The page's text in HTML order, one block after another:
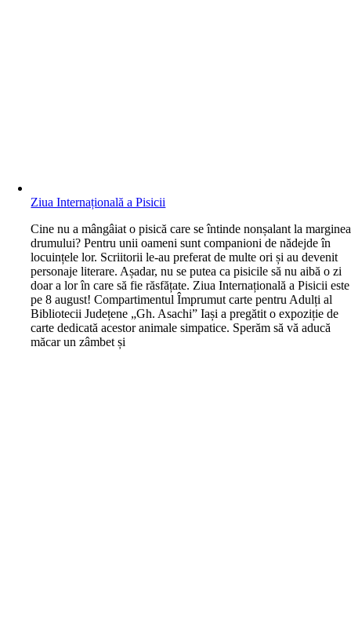
Ziua Internațională a Pisicii
Cine nu a mângâiat o pisică care se întinde nonșalant la marginea
drumului? Pentru unii oameni sunt companioni de nădejde în
locuințele lor. Scriitorii le-au preferat de multe ori și au devenit
personaje literare. Așadar, nu se putea ca pisicile să nu aibă o zi
doar a lor în care să fie răsfățate. Ziua Internațională a Pisicii este
pe 8 august! Compartimentul Împrumut carte pentru Adulți al
Bibliotecii Județene „Gh. Asachi” Iași a pregătit o expoziție de
carte dedicată acestor animale simpatice. Sperăm să vă aducă
măcar un zâmbet și